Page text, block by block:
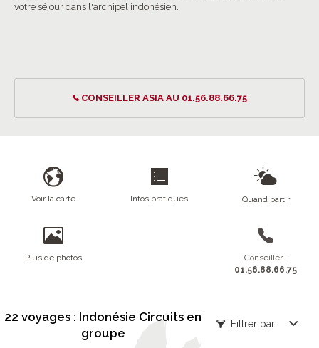
votre séjour dans l'archipel indonésien.
CONSEILLER ASIA AU 01.56.88.66.75
Voir la carte Infos pratiques Quand partir
Plus de photos
Conseiller :
01.56.88.66.75
22 voyages : Indonésie Circuits en
groupe
Filtrer par